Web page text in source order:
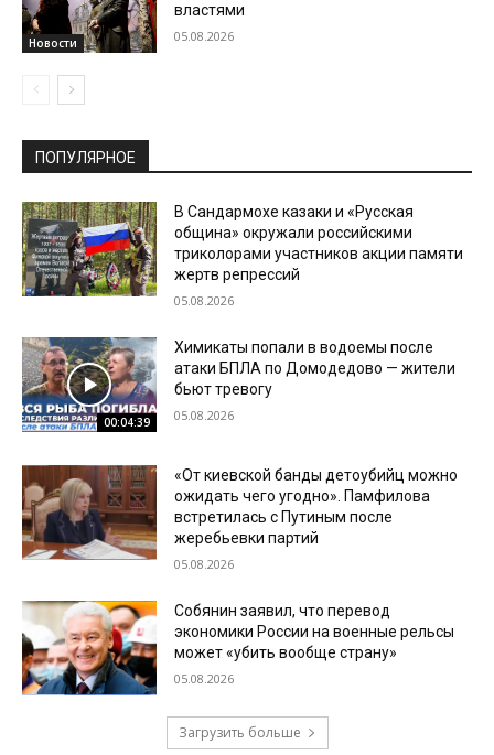
Новости
властями
05.08.2026
ПОПУЛЯРНОЕ
В Сандармохе казаки и «Русская
община» окружали российскими
триколорами участников акции памяти
жертв репрессий
05.08.2026
00:04:39
Химикаты попали в водоемы после
атаки БПЛА по Домодедово — жители
бьют тревогу
05.08.2026
«От киевской банды детоубийц можно
ожидать чего угодно». Памфилова
встретилась с Путиным после
жеребьевки партий
05.08.2026
Собянин заявил, что перевод
экономики России на военные рельсы
может «убить вообще страну»
05.08.2026
Загрузить больше